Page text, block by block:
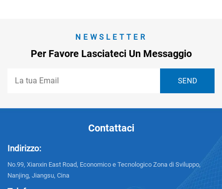
NEWSLETTER
Per Favore Lasciateci Un Messaggio
Contattaci
Indirizzo:
No.99, Xianxin East Road, Economico e Tecnologico Zona di Sviluppo,
Nanjing, Jiangsu, Cina